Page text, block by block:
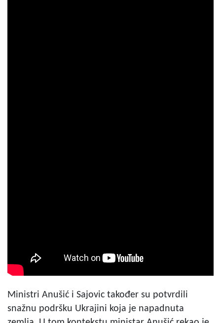
Ministri Anušić i Sajovic također su potvrdili
snažnu podršku Ukrajini koja je napadnuta